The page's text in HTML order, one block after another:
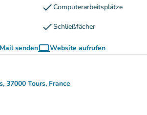
checkComputerarbeitsplätze
checkSchließfächer
sendencomputerWebsite aufrufen
(new tab)
37000 Tours, France
(in Google Maps öffnen)
(new tab)